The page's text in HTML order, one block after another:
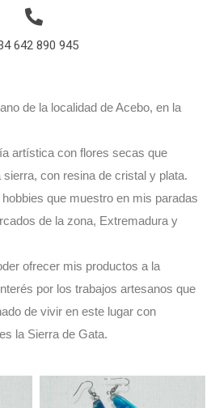
642 890 945
de la localidad de Acebo, en la
artística con flores secas que
sierra, con resina de cristal y plata.
que muestro en mis paradas
de la zona, Extremadura y
ofrecer mis productos a la
por los trabajos artesanos que
de vivir en este lugar con
la Sierra de Gata.